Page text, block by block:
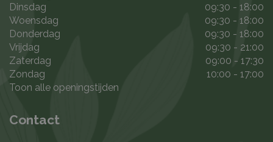
Dinsdag
09:30 - 18:00
Woensdag
09:30 - 18:00
Donderdag
09:30 - 18:00
Vrijdag
09:30 - 21:00
Zaterdag
09:00 - 17:30
Zondag
10:00 - 17:00
Toon alle openingstijden
Contact